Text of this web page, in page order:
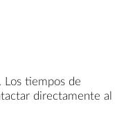
tiempos de
directamente al